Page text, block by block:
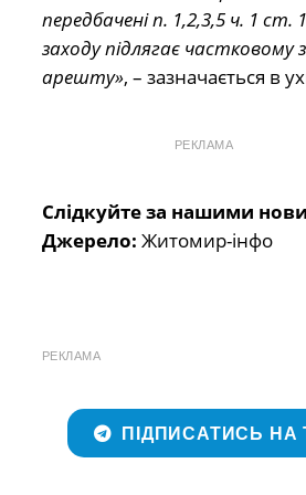
передбачені п. 1,2,3,5 ч. 1
заходу підлягає
арешту», – зазначається в
РЕКЛАМА
Слідкуйте за нашими
Джерело: Житомир-інфо
РЕКЛАМА
ПІДПИСАТИСЬ НА